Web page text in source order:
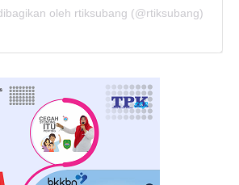
oleh rtiksubang (@rtiksubang)